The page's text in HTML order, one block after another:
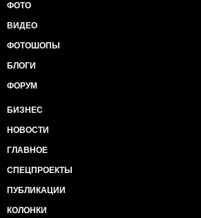
ФОТО
ВИДЕО
ФОТОШОПЫ
БЛОГИ
ФОРУМ
БИЗНЕС
НОВОСТИ
ГЛАВНОЕ
СПЕЦПРОЕКТЫ
ПУБЛИКАЦИИ
КОЛОНКИ